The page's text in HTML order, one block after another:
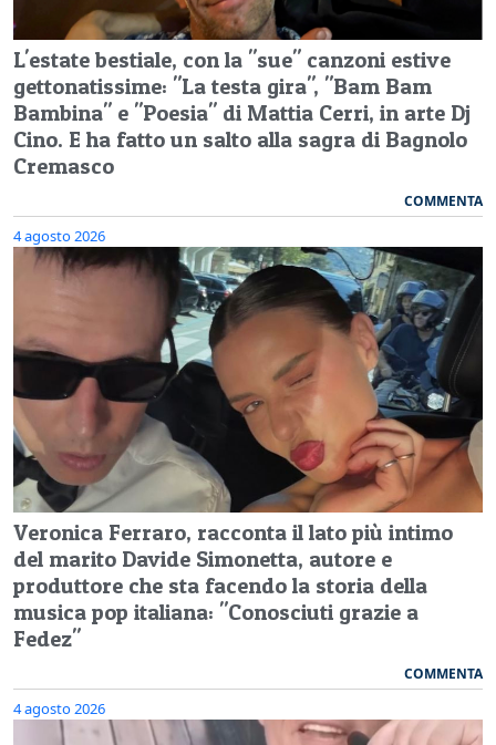
L'estate bestiale, con la "sue" canzoni estive
gettonatissime: "La testa gira", "Bam Bam
Bambina" e "Poesia" di Mattia Cerri, in arte Dj
Cino. E ha fatto un salto alla sagra di Bagnolo
Cremasco
COMMENTA
4 agosto 2026
Veronica Ferraro, racconta il lato più intimo
del marito Davide Simonetta, autore e
produttore che sta facendo la storia della
musica pop italiana: "Conosciuti grazie a
Fedez"
COMMENTA
4 agosto 2026